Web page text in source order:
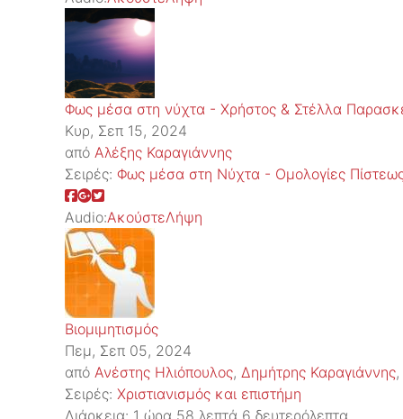
Φως μέσα στη νύχτα - Χρήστος & Στέλλα
Κυρ, Σεπ 15, 2024
από Αλέξης Καραγιάννης
Σειρές: Φως μέσα στη Νύχτα - Ομολογίες
Audio:ΑκούστεΛήψη
Βιομιμητισμός
Πεμ, Σεπ 05, 2024
από Ανέστης Ηλιόπουλος, Δημήτρης Καραγιάννης,
Σειρές: Χριστιανισμός και επιστήμη
Διάρκεια: 1 ώρα 58 λεπτά 6 δευτερόλεπτα